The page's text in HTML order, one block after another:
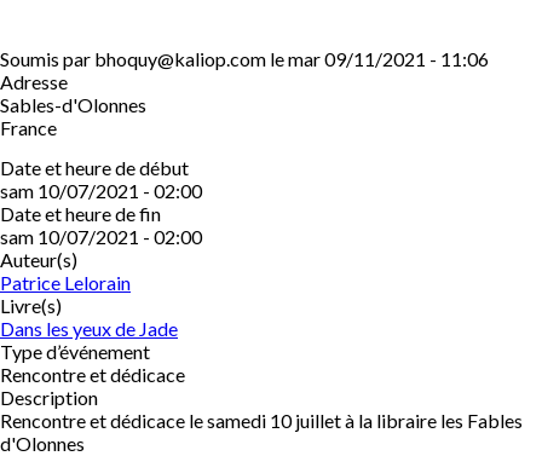
Soumis par bhoquy@kaliop.com lemar 09/11/2021 - 11:06
Adresse
Sables-d'Olonnes
France
Date et heure de début
sam 10/07/2021 - 02:00
Date et heure de fin
sam 10/07/2021 - 02:00
Auteur(s)
Patrice Lelorain
Livre(s)
Dans les yeux de Jade
Type d’événement
Rencontre et dédicace
Description
Rencontre et dédicace le samedi 10 juillet à la libraire les Fables
d'Olonnes